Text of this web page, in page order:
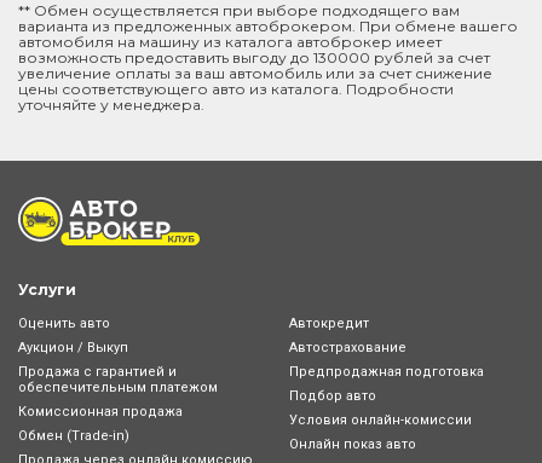
** Обмен осуществляется при выборе подходящего вам
варианта из предложенных автоброкером. При обмене вашего
автомобиля на машину из каталога автоброкер имеет
возможность предоставить выгоду до 130000 рублей за счет
увеличение оплаты за ваш автомобиль или за счет снижение
цены соответствующего авто из каталога. Подробности
уточняйте у менеджера.
Услуги
Оценить авто
Аукцион / Выкуп
Продажа с гарантией и
обеспечительным платежом
Комиссионная продажа
Обмен (Trade-in)
Автокредит
Автострахование
Предпродажная подготовка
Подбор авто
Условия онлайн-комиcсии
Онлайн показ авто